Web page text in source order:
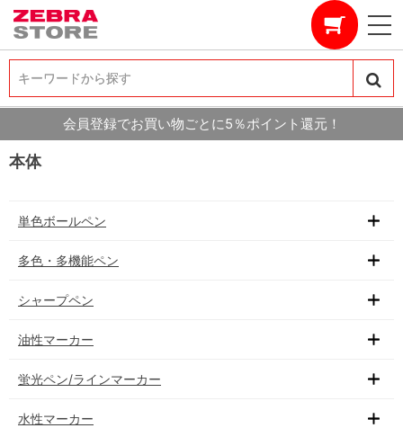
キーワードから探す
キーワードから探す
会員登録でお買い物ごとに5％ポイント還元！
本体
単色ボールペン
多色・多機能ペン
シャープペン
油性マーカー
蛍光ペン/ラインマーカー
水性マーカー